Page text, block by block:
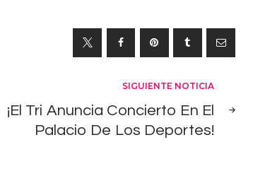
SIGUIENTE NOTICIA
¡El Tri Anuncia Concierto En El
Palacio De Los Deportes!